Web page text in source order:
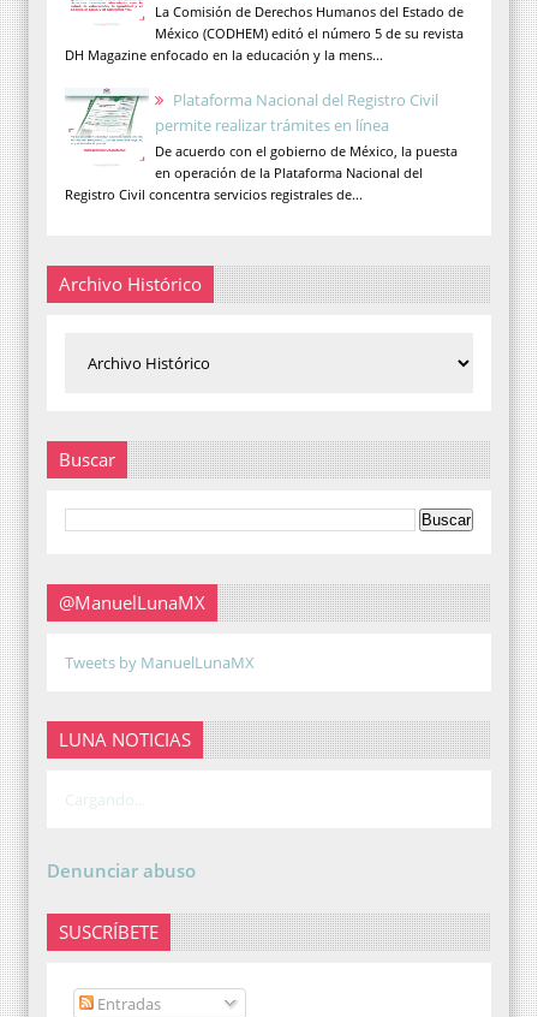
La Comisión de Derechos Humanos del Estado de
México (CODHEM) editó el número 5 de su revista
DH Magazine enfocado en la educación y la mens...
Plataforma Nacional del Registro Civil
permite realizar trámites en línea
De acuerdo con el gobierno de México, la puesta
en operación de la Plataforma Nacional del
Registro Civil concentra servicios registrales de...
Archivo Histórico
Buscar
@ManuelLunaMX
Tweets by ManuelLunaMX
LUNA NOTICIAS
Cargando...
Denunciar abuso
SUSCRÍBETE
Entradas